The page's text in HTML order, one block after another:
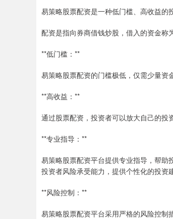
易策略股票配资是一种低门槛、高收益的
配资是指向券商借钱炒股，借入的资金称
**低门槛：**
易策略股票配资的门槛极低，仅需少量资
**高收益：**
通过股票配资，投资者可以放大自己的投
**专业指导：**
易策略股票配资平台提供专业指导，帮助
投资者风险承受能力，提供个性化的投资
**风险控制：**
易策略股票配资平台采用严格的风险控制